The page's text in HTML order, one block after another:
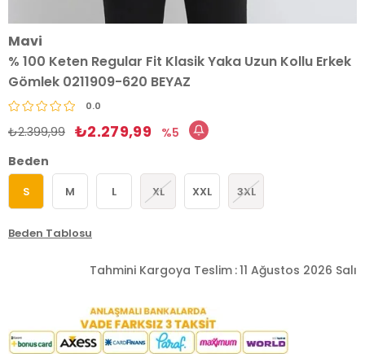
Mavi
% 100 Keten Regular Fit Klasik Yaka Uzun Kollu Erkek
Gömlek 0211909-620 BEYAZ
0.0
₺2.399,99 ₺2.279,99
5
Beden
S M L XL XXL 3XL
Beden Tablosu
Tahmini Kargoya Teslim :11 Ağustos 2026 Salı